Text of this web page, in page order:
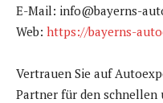
E-Mail: info@bayerns-
Web: https://bayerns-
Vertrauen Sie auf
Partner für den